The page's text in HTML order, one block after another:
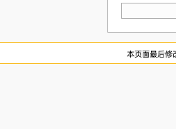
本页面最后修